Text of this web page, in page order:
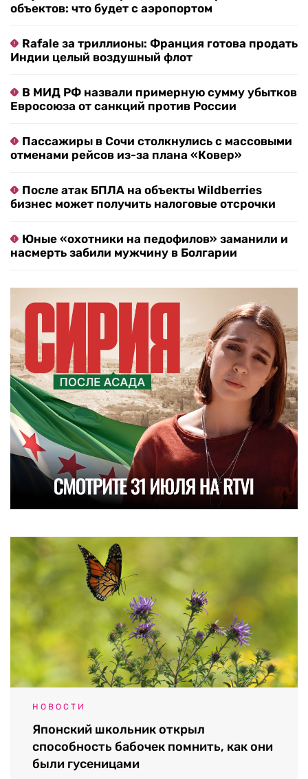
объектов: что будет с аэропортом
Rafale за триллионы: Франция готова продать
Индии целый воздушный флот
В МИД РФ назвали примерную сумму убытков
Евросоюза от санкций против России
Пассажиры в Сочи столкнулись с массовыми
отменами рейсов из-за плана «Ковер»
После атак БПЛА на объекты Wildberries
бизнес может получить налоговые отсрочки
Юные «охотники на педофилов» заманили и
насмерть забили мужчину в Болгарии
НОВОСТИ
Японский школьник открыл
способность бабочек помнить, как они
были гусеницами